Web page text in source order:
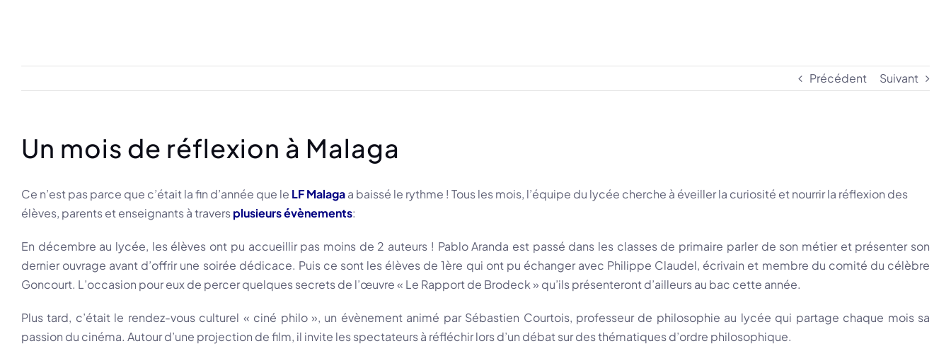
Précédent Suivant
Un mois de réflexion à Malaga
Ce n’est pas parce que c’était la fin d’année que le LF Malagaa baissé le rythme ! Tous les mois, l’équipe du lycée cherche à éveiller la curiosité et nourrir la réflexion des
élèves, parents et enseignants à traversplusieurs évènements:
En décembre au lycée, les élèves ont pu accueillir pas moins de 2 auteurs ! Pablo Aranda est passé dans les classes de primaire parler de son métier et présenter son
dernier ouvrage avant d’offrir une soirée dédicace. Puis ce sont les élèves de 1ère qui ont pu échanger avec Philippe Claudel, écrivain et membre du comité du célèbre
Goncourt. L’occasion pour eux de percer quelques secrets de l’œuvre « Le Rapport de Brodeck » qu’ils présenteront d’ailleurs au bac cette année.
Plus tard, c’était le rendez-vous culturel « ciné philo », un évènement animé par Sébastien Courtois, professeur de philosophie au lycée qui partage chaque mois sa
passion du cinéma. Autour d’une projection de film, il invite les spectateurs à réfléchir lors d’un débat sur des thématiques d’ordre philosophique.